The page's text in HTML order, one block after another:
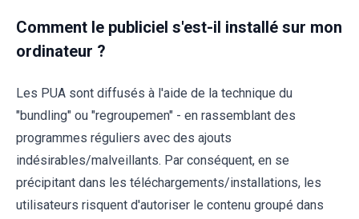
Comment le publiciel s'est-il installé sur mon
ordinateur ?
Les PUA sont diffusés à l'aide de la technique du
"bundling" ou "regroupemen" - en rassemblant des
programmes réguliers avec des ajouts
indésirables/malveillants. Par conséquent, en se
précipitant dans les téléchargements/installations, les
utilisateurs risquent d'autoriser le contenu groupé dans